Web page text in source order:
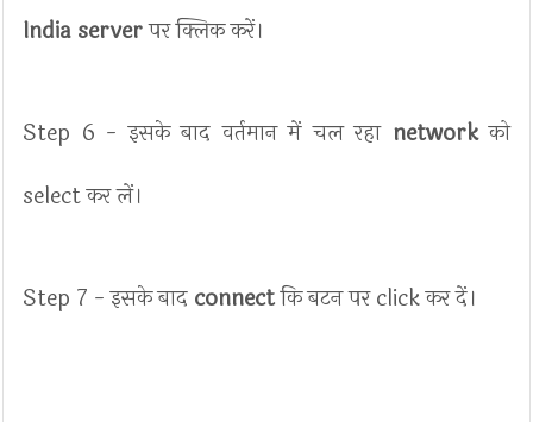
India serverपर क्लिक करें।
Step 6 - इसके बाद वर्तमान में चल रहा networkको
select कर लें।
Step 7 - इसके बाद connectकि बटन पर click कर दें।